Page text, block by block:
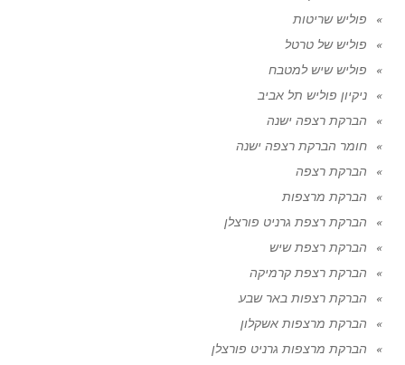
פוליש שריטות
פוליש של טרטל
פוליש שיש למטבח
ניקיון פוליש תל אביב
הברקת רצפה ישנה
חומר הברקת רצפה ישנה
הברקת רצפה
הברקת מרצפות
הברקת רצפת גרניט פורצלן
הברקת רצפת שיש
הברקת רצפת קרמיקה
הברקת רצפות באר שבע
הברקת מרצפות אשקלון
הברקת מרצפות גרניט פורצלן